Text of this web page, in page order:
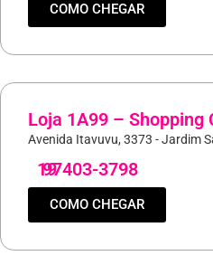
COMO CHEGAR
Loja 1A99 – Shopping
Avenida Itavuvu, 3373 - Jardim
19
97403-3798
COMO CHEGAR